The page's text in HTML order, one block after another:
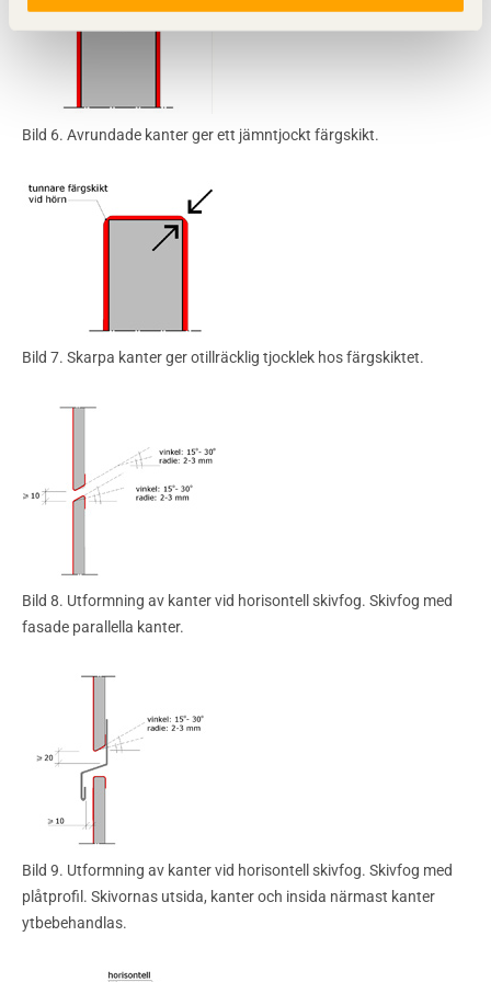
Bild 6. Avrundade kanter ger ett jämntjockt färgskikt.
Bild 7. Skarpa kanter ger otillräcklig tjocklek hos färgskiktet.
Bild 8. Utformning av kanter vid horisontell skivfog. Skivfog med
fasade parallella kanter.
Bild 9. Utformning av kanter vid horisontell skivfog. Skivfog med
plåtprofil. Skivornas utsida, kanter och insida närmast kanter
ytbebehandlas.